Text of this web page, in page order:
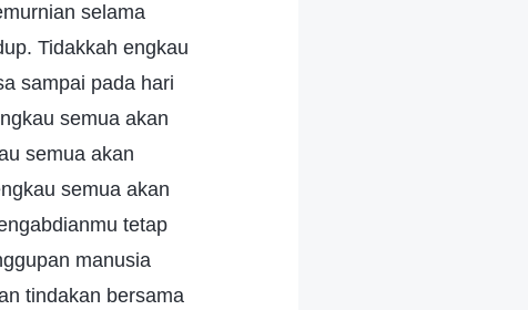
selama
Tidakkah engkau
sampai pada hari
semua akan
semua akan
semua akan
tetap
manusia
tindakan bersama